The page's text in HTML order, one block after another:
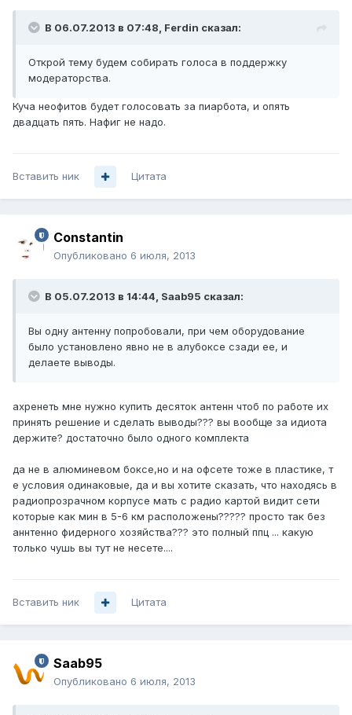
В 06.07.2013 в 07:48, Ferdin сказал:
Открой тему будем собирать голоса в поддержку
модераторства.
Куча неофитов будет голосовать за пиарбота, и опять
двадцать пять. Нафиг не надо.
Вставить ник Цитата
Constantin
Опубликовано 6 июля, 2013
В 05.07.2013 в 14:44, Saab95 сказал:
Вы одну антенну попробовали, при чем оборудование
было установлено явно не в алубоксе сзади ее, и
делаете выводы.
ахренеть мне нужно купить десяток антенн чтоб по работе их
принять решение и сделать выводы??? вы вообще за идиота
держите? достаточно было одного комплекта
да не в алюминевом боксе,но и на офсете тоже в пластике, т
е условия одинаковые, да и вы хотите сказать, что находясь в
радиопрозрачном корпусе мать с радио картой видит сети
которые как мин в 5-6 км расположены????? просто так без
аннтенно фидерного хозяйства??? это полный ппц ... какую
только чушь вы тут не несете....
Вставить ник Цитата
Saab95
Опубликовано 6 июля, 2013